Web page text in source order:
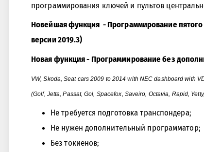
программирования ключей и пультов
Новейшая функция - Программирование пятого
версии 2019.3)
Новая функция - Программирование без
VW, Skoda, Seat cars 2009 to 2014 with NEC dashboard with
(Golf, Jetta, Passat, Gol, Spacefox, Saveiro, Octavia, Rapid,
Не требуется подготовка транспондера;
Не нужен дополнительный программатор;
Без токиенов;